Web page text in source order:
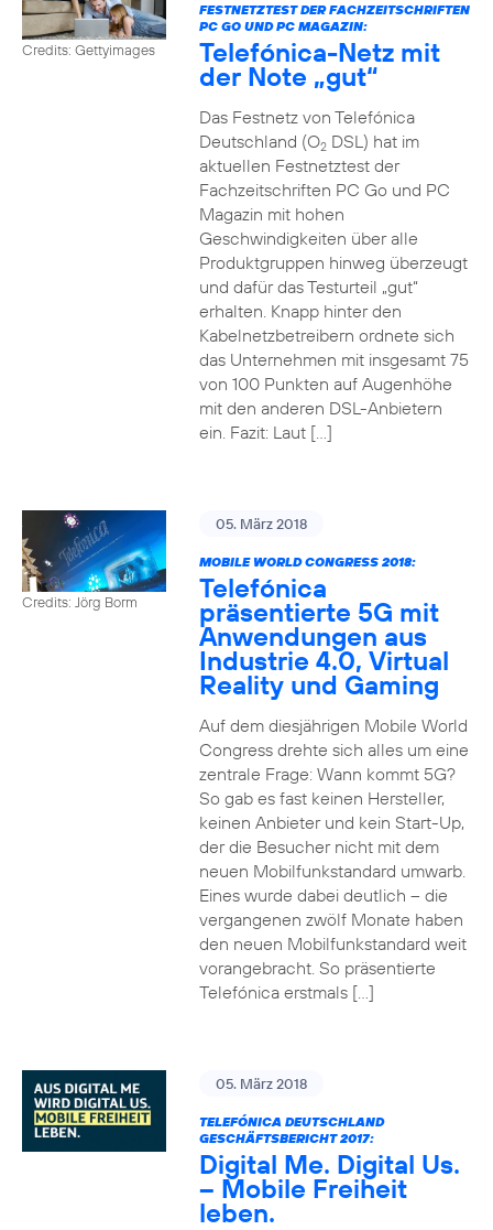
Credits: Gettyimages
FESTNETZTEST DER FACHZEITSCHRIFTEN
PC GO UND PC MAGAZIN:
Telefónica-Netz mit
der Note „gut“
Das Festnetz von Telefónica
Deutschland (O2DSL) hat im
aktuellen Festnetztest der
Fachzeitschriften PC Go und PC
Magazin mit hohen
Geschwindigkeiten über alle
Produktgruppen hinweg überzeugt
und dafür das Testurteil „gut“
erhalten. Knapp hinter den
Kabelnetzbetreibern ordnete sich
das Unternehmen mit insgesamt 75
von 100 Punkten auf Augenhöhe
mit den anderen DSL-Anbietern
ein. Fazit: Laut […]
Credits: Jörg Borm
05. März 2018
MOBILE WORLD CONGRESS 2018:
Telefónica
präsentierte 5G mit
Anwendungen aus
Industrie 4.0, Virtual
Reality und Gaming
Auf dem diesjährigen Mobile World
Congress drehte sich alles um eine
zentrale Frage: Wann kommt 5G?
So gab es fast keinen Hersteller,
keinen Anbieter und kein Start-Up,
der die Besucher nicht mit dem
neuen Mobilfunkstandard umwarb.
Eines wurde dabei deutlich – die
vergangenen zwölf Monate haben
den neuen Mobilfunkstandard weit
vorangebracht. So präsentierte
Telefónica erstmals […]
05. März 2018
TELEFÓNICA DEUTSCHLAND
GESCHÄFTSBERICHT 2017:
Digital Me. Digital Us.
– Mobile Freiheit
leben.